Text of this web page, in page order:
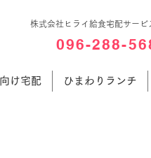
株式会社ヒライ給食宅配サー
096-288-
け宅配 ひまわりランチ